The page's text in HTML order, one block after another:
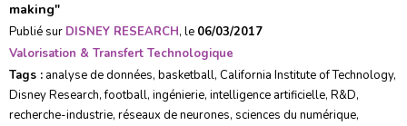
making"
Publié sur DISNEY RESEARCH, le 06/03/2017
Valorisation & Transfert Technologique
Tags : analyse de données, basketball, California Institute of Technology,
Disney Research,football, ingénierie, intelligence artificielle, R&D,
recherche-industrie, réseaux de neurones, sciences du numérique,